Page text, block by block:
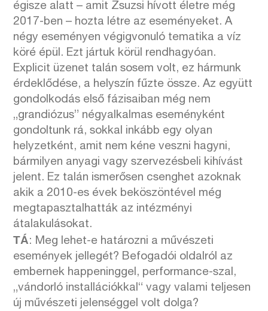
égisze alatt – amit Zsuzsi hívott életre még
2017-ben – hozta létre az eseményeket. A
négy eseményen végigvonuló tematika a víz
köré épül. Ezt jártuk körül rendhagyóan.
Explicit üzenet talán sosem volt, ez hármunk
érdeklődése, a helyszín fűzte össze. Az együtt
gondolkodás első fázisaiban még nem
„grandiózus” négyalkalmas eseményként
gondoltunk rá, sokkal inkább egy olyan
helyzetként, amit nem kéne veszni hagyni,
bármilyen anyagi vagy szervezésbeli kihívást
jelent. Ez talán ismerősen csenghet azoknak
akik a 2010-es évek beköszöntével még
megtapasztalhatták az intézményi
átalakulásokat.
TÁ: Meg lehet-e határozni a művészeti
események jellegét? Befogadói oldalról az
embernek happeninggel, performance-szal,
„vándorló installációkkal“ vagy valami teljesen
új művészeti jelenséggel volt dolga?